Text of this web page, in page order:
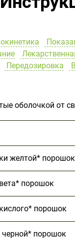
Передозировка
оболочкой от
желтой* порошок
порошок
порошок
черной* порошок